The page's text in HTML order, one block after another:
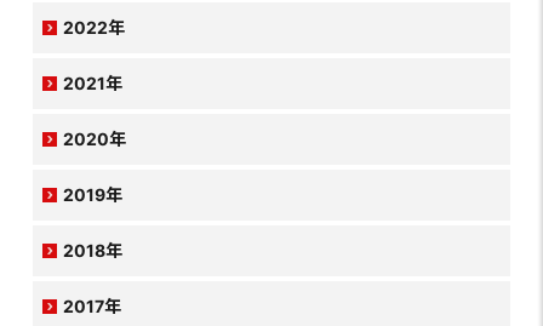
2022年
2021年
2020年
2019年
2018年
2017年